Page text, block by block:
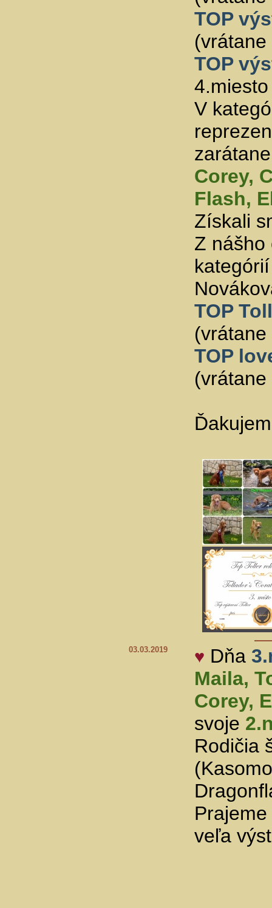
TOP
(vrátane
TOP
V
Corey,
Flash,
Získali
Z nášho
TOP
(vrátane
TOP
(vrátane
03.03.2019 ♥ Dňa
Maila,
Corey,
svoje
Rodičia
veľa